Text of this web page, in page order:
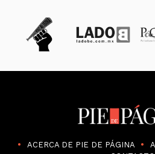
ACERCA DE PIE DE PÁGINA